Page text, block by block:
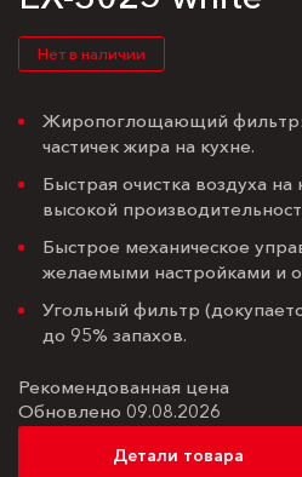
Нет в наличии
Жиропоглощающий фильтр:
частичек жира на кухне.
Быстрая очистка воздуха на
высокой
Быстрое механическое
желаемыми настройками и
Угольный фильтр
до 95% запахов.
Рекомендованная цена
Обновлено 09.08.2026
Детали товара